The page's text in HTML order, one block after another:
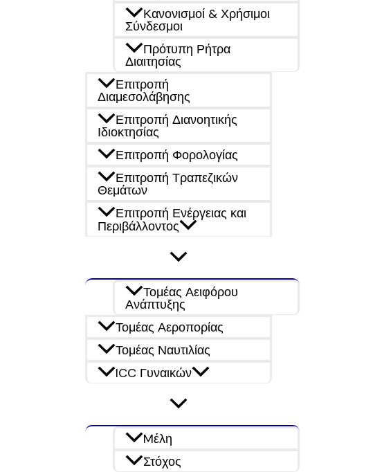
Κανονισμοί & Χρήσιμοι
Σύνδεσμοι
Πρότυπη Ρήτρα
Διαιτησίας
Επιτροπή
Διαμεσολάβησης
Επιτροπή Διανοητικής
Ιδιοκτησίας
Επιτροπή Φορολογίας
Επιτροπή Τραπεζικών
Θεμάτων
Επιτροπή Ενέργειας και
Περιβάλλοντος
Τομέας Αειφόρου
Ανάπτυξης
Τομέας Αεροπορίας
Τομέας Ναυτιλίας
ICC Γυναικών
Mέλη
Στόχος